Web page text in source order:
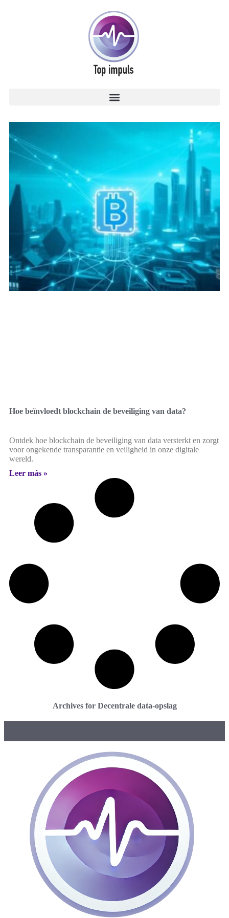
Hoe beïnvloedt blockchain de beveiliging van data?
Ontdek hoe blockchain de beveiliging van data versterkt en zorgt
voor ongekende transparantie en veiligheid in onze digitale
wereld.
Leer más »
Archives for Decentrale data-opslag